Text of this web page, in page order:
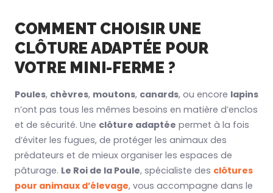
COMMENT CHOISIR UNE
CLÔTURE ADAPTÉE POUR
VOTRE MINI-FERME ?
Poules, chèvres, moutons, canards, ou encore lapins
n’ont pas tous les mêmes besoins en matière d’enclos
et de sécurité. Une clôture adaptée permet à la fois
d’éviter les fugues, de protéger les animaux des
prédateurs et de mieux organiser les espaces de
pâturage. Le Roi de la Poule, spécialiste des clôtures
pour animaux d’élevage, vous accompagne dans le